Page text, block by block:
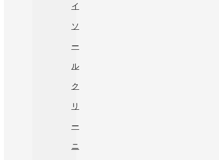
イ
ソ
ー
ル
ク
リ
ー
ニ